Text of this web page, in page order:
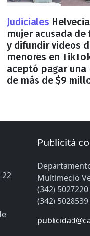
Judiciales
mujer acusada de
y difundir videos
menores en
aceptó pagar una
de más de $9
22
Publicitá
Multimedio
(342) 5027220
(342) 5028539